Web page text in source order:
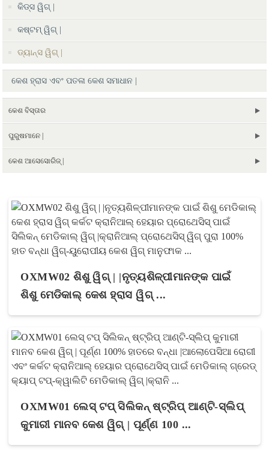
କିଡ୍ସ ୱିଗ୍ |
କଷ୍ଟମ୍ ୱିଗ୍ |
ଡ୍ୟାନ୍ସ ୱିଗ୍ |
କେଶ ହ୍ରାସ ଏବଂ ପତଳା କେଶ ସମାଧାନ |
କେଶ ବିସ୍ତାର
ପୁରୁଷମାନେ |
କେଶ ଆସେସୋରିଜ୍ |
OXMW02 ଶିଶୁ ୱିଗ୍ | |ନୃତ୍ୟଶିଳ୍ପୀମାନଙ୍କ ପାଇଁ
ଶିଶୁ ମେଡିକାଲ୍ କେଶ ହ୍ରାସ ୱିଗ୍ ...
OXMW01 ଲେସ୍ ଟପ୍ ସିଲିକନ୍ ଷ୍ଟ୍ରିପ୍ ଆଣ୍ଟି-ସ୍ଲିପ୍
କୁମାରୀ ମାନବ କେଶ ୱିଗ୍ | ପୂର୍ଣ୍ଣ 100 ...